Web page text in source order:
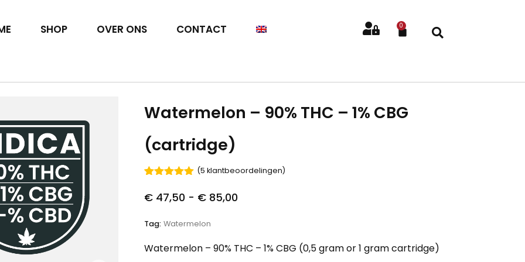
SHOP OVER ONS CONTACT 0
Watermelon – 90% THC – 1% CBG
(cartridge)
5.00op 5
gebaseerd
waarderingen
(5 klantbeoordelingen)
€ 47,50 - € 85,00
Tag: Watermelon
Watermelon – 90% THC – 1% CBG (0,5 gram or 1 gram cartridge)